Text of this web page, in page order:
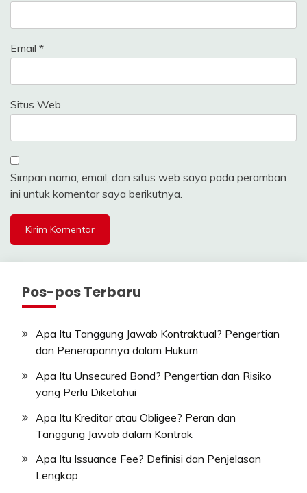
Email *
Situs Web
Simpan nama, email, dan situs web saya pada peramban
ini untuk komentar saya berikutnya.
Pos-pos Terbaru
Apa Itu Tanggung Jawab Kontraktual? Pengertian
dan Penerapannya dalam Hukum
Apa Itu Unsecured Bond? Pengertian dan Risiko
yang Perlu Diketahui
Apa Itu Kreditor atau Obligee? Peran dan
Tanggung Jawab dalam Kontrak
Apa Itu Issuance Fee? Definisi dan Penjelasan
Lengkap